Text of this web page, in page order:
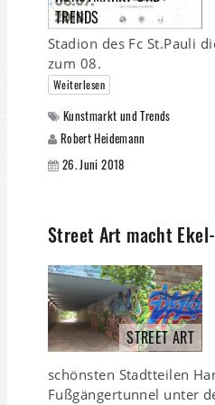
TRENDS
Stadion des Fc St.Pauli
zum 08.
Weiterlesen
Kunstmarkt und Trends
Robert Heidemann
26. Juni 2018
Street Art macht
STREET ART
schönsten Stadtteilen
Fußgängertunnel unter